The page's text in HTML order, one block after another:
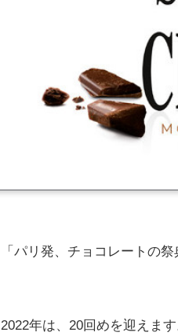
「パリ発、チョコレートの
2022年は、20回めを迎えます